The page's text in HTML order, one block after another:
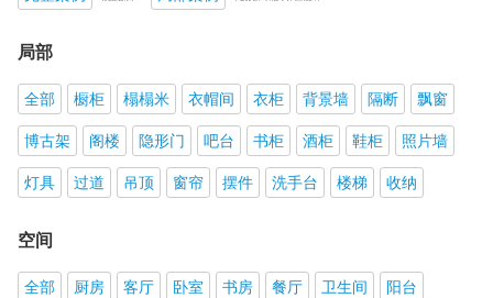
局部
全部 橱柜 榻榻米 衣帽间 衣柜 背景墙 隔断
飘窗
博古架
阁楼 隐形门 吧台 书柜 酒柜 鞋柜
照片墙
灯具
过道 吊顶 窗帘 摆件 洗手台 楼梯 收纳
空间
全部 厨房 客厅 卧室 书房 餐厅 卫生间
阳台